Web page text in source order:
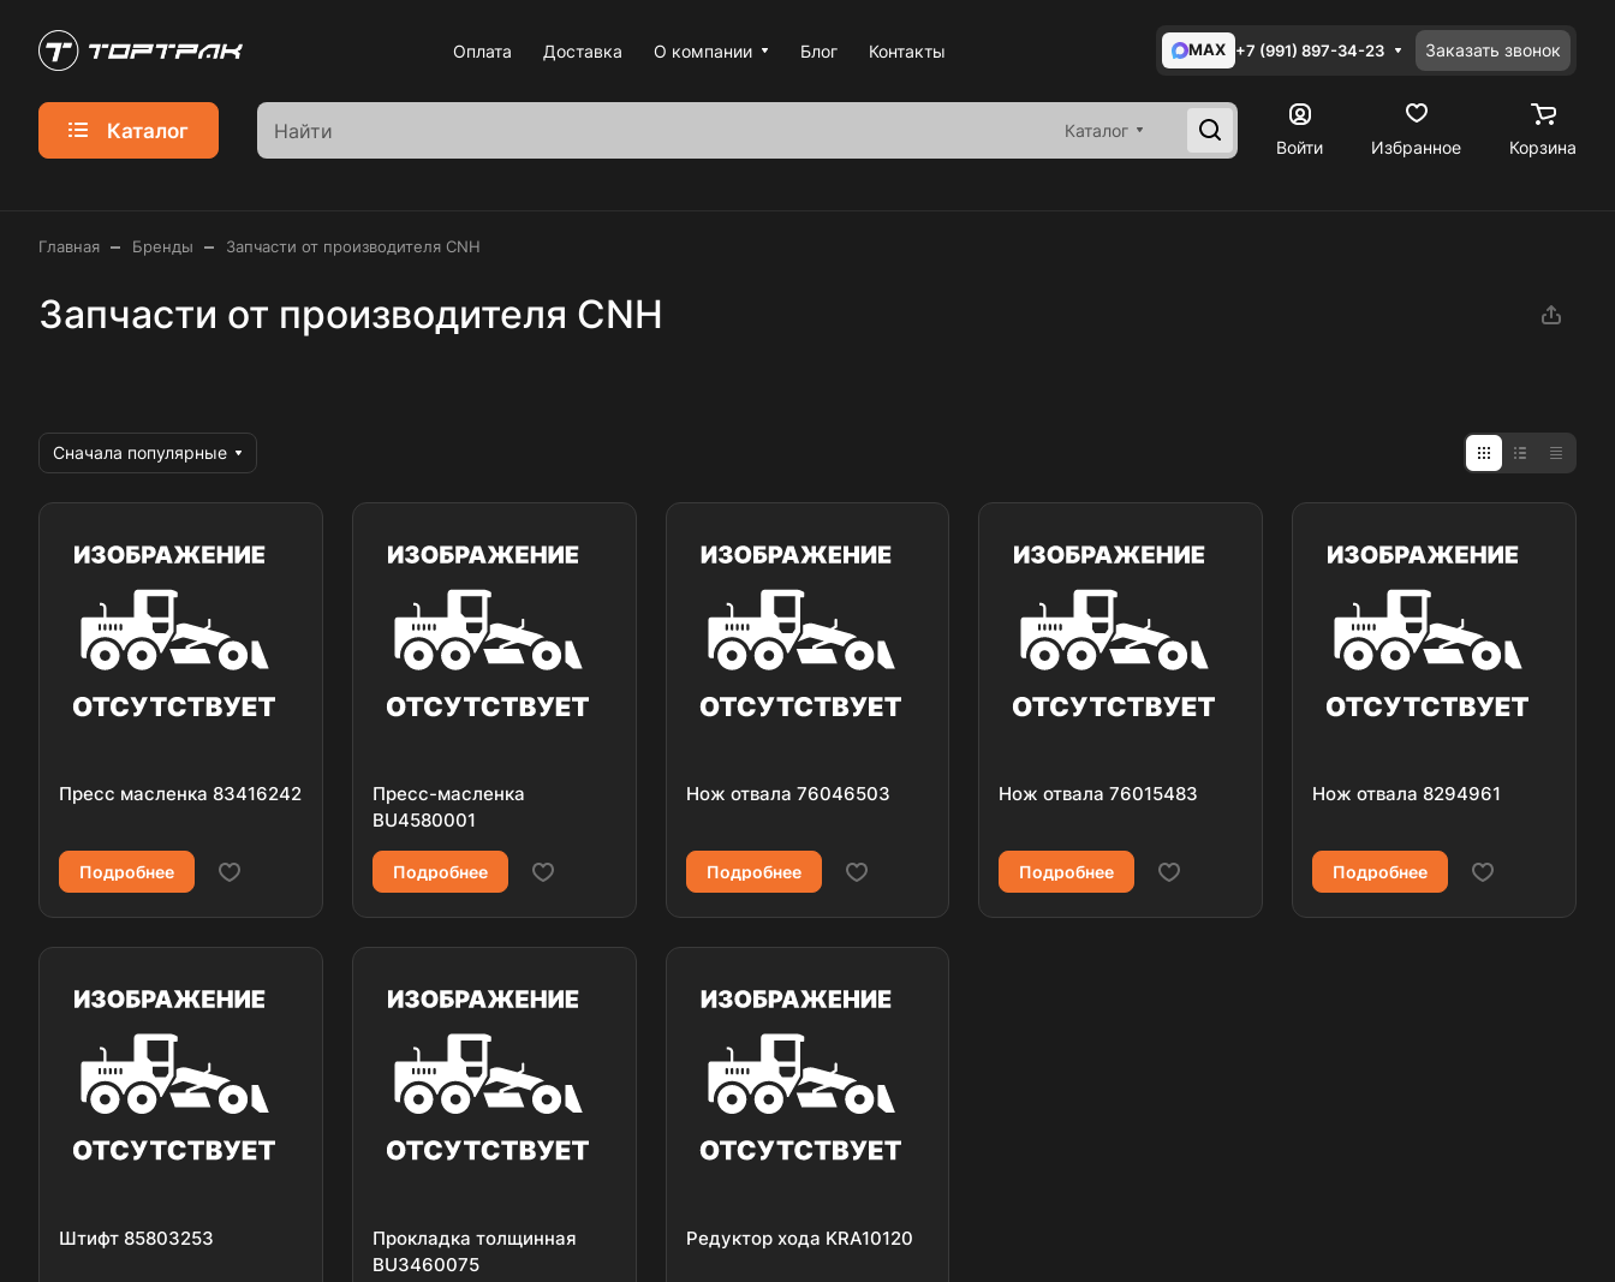
Оплата Доставка О компании Блог Контакты MAX +7 (991) 897-34-23 Заказать звонок
Каталог
Каталог
Войти
Избранное Корзина
Главная – Бренды – Запчасти от производителя CNH
Запчасти от производителя CNH
Сначала популярные
Пресс масленка 83416242
Подробнее
Пресс-масленка
BU4580001
Подробнее
Нож отвала 76046503
Подробнее
Нож отвала 76015483
Подробнее
Нож отвала 8294961
Подробнее
Штифт 85803253
Прокладка толщинная
BU3460075
Редуктор хода KRA10120